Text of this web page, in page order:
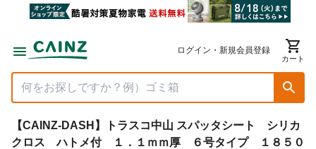
ログイン・新規会員登録
カート
【CAINZ-DASH】トラスコ中山 スパッタシート シリカ
クロス ハトメ付 １．１ｍｍ厚 ６号タイプ １８５０